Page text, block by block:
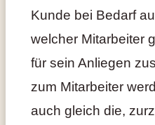
Kunde bei Bedarf
welcher Mitarbeiter
für sein Anliegen
zum Mitarbeiter
auch gleich die,